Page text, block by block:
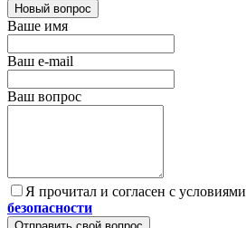
Новый вопрос
Ваше имя
Ваш e-mail
Ваш вопрос
Я прочитал и согласен с условиями
безопасности